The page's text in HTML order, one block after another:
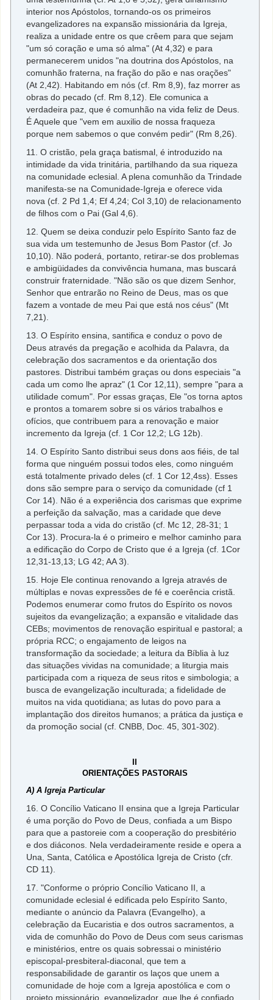
interior nos Apóstolos, tornando-os os primeiros
evangelizadores na expansão missionária da Igreja,
realiza a unidade entre os que crêem para que sejam
"um só coração e uma só alma" (At 4,32) e para
permanecerem unidos "na doutrina dos Apóstolos, na
comunhão fraterna, na fração do pão e nas orações"
(At 2,42). Habitando em nós (cf. Rm 8,9), faz morrer as
obras do pecado (cf. Rm 8,12). Ele comunica a
verdadeira paz, que é comunhão na vida feliz de Deus.
É Aquele que "vem em auxilio de nossa fraqueza
porque nem sabemos o que convém pedir" (Rm 8,26).
11. O cristão, pela graça batismal, é introduzido na
intimidade da vida trinitária, partilhando da sua riqueza
na comunidade eclesial. A plena comunhão da Trindade
manifesta-se na Comunidade-Igreja e oferece vida
nova (cf. 2 Pd 1,4; Ef 4,24; Col 3,10) de relacionamento
de filhos com o Pai (Gal 4,6).
12. Quem se deixa conduzir pelo Espírito Santo faz de
sua vida um testemunho de Jesus Bom Pastor (cf. Jo
10,10). Não poderá, portanto, retirar-se dos problemas
e ambigüidades da convivência humana, mas buscará
construir fraternidade. "Não são os que dizem Senhor,
Senhor que entrarão no Reino de Deus, mas os que
fazem a vontade de meu Pai que está nos céus" (Mt
7,21).
13. O Espírito ensina, santifica e conduz o povo de
Deus através da pregação e acolhida da Palavra, da
celebração dos sacramentos e da orientação dos
pastores. Distribui também graças ou dons especiais "a
cada um como lhe apraz" (1 Cor 12,11), sempre "para a
utilidade comum". Por essas graças, Ele "os torna aptos
e prontos a tomarem sobre si os vários trabalhos e
ofícios, que contribuem para a renovação e maior
incremento da Igreja (cf. 1 Cor 12,2; LG 12b).
14. O Espírito Santo distribui seus dons aos fiéis, de tal
forma que ninguém possui todos eles, como ninguém
está totalmente privado deles (cf. 1 Cor 12,4ss). Esses
dons são sempre para o serviço da comunidade (cf 1
Cor 14). Não é a experiência dos carismas que exprime
a perfeição da salvação, mas a caridade que deve
perpassar toda a vida do cristão (cf. Mc 12, 28-31; 1
Cor 13). Procura-la é o primeiro e melhor caminho para
a edificação do Corpo de Cristo que é a Igreja (cf. 1Cor
12,31-13,13; LG 42; AA 3).
15. Hoje Ele continua renovando a Igreja através de
múltiplas e novas expressões de fé e coerência cristã.
Podemos enumerar como frutos do Espírito os novos
sujeitos da evangelização; a expansão e vitalidade das
CEBs; movimentos de renovação espiritual e pastoral; a
própria RCC; o engajamento de leigos na
transformação da sociedade; a leitura da Bíblia à luz
das situações vividas na comunidade; a liturgia mais
participada com a riqueza de seus ritos e simbologia; a
busca de evangelização inculturada; a fidelidade de
muitos na vida quotidiana; as lutas do povo para a
implantação dos direitos humanos; a prática da justiça e
da promoção social (cf. CNBB, Doc. 45, 301-302).
ORIENTAÇÕES PASTORAIS
A) A Igreja Particular
16. O Concílio Vaticano II ensina que a Igreja Particular
é uma porção do Povo de Deus, confiada a um Bispo
para que a pastoreie com a cooperação do presbitério
e dos diáconos. Nela verdadeiramente reside e opera a
Una, Santa, Católica e Apostólica Igreja de Cristo (cfr.
CD 11).
17. "Conforme o próprio Concílio Vaticano II, a
comunidade eclesial é edificada pelo Espírito Santo,
mediante o anúncio da Palavra (Evangelho), a
celebração da Eucaristia e dos outros sacramentos, a
vida de comunhão do Povo de Deus com seus carismas
e ministérios, entre os quais sobressai o ministério
episcopal-presbiteral-diaconal, que tem a
responsabilidade de garantir os laços que unem a
comunidade de hoje com a Igreja apostólica e com o
projeto missionário, evangelizador, que lhe é confiado